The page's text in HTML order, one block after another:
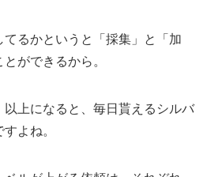
るかというと「採集」と「加
ができるから。
上になると、毎日貰えるシルバ
よね。